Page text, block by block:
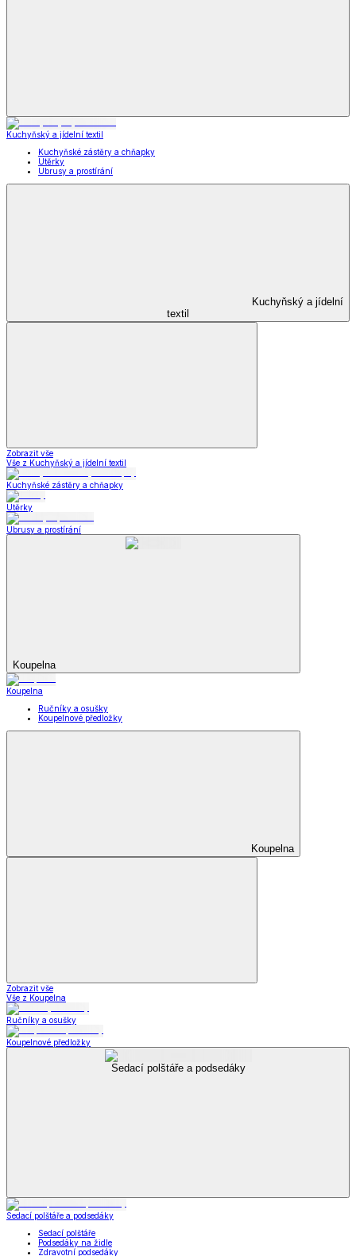
Kuchyňský a jídelní textil
Kuchyňské zástěry a chňapky
Utěrky
Ubrusy a prostírání
Kuchyňský a jídelní
textil
Zobrazit vše
Vše z Kuchyňský a jídelní textil
Kuchyňské zástěry a chňapky
Utěrky
Ubrusy a prostírání
Koupelna
Koupelna
Ručníky a osušky
Koupelnové předložky
Koupelna
Zobrazit vše
Vše z Koupelna
Ručníky a osušky
Koupelnové předložky
Sedací polštáře a podsedáky
Sedací polštáře a podsedáky
Sedací polštáře
Podsedáky na židle
Zdravotní podsedáky